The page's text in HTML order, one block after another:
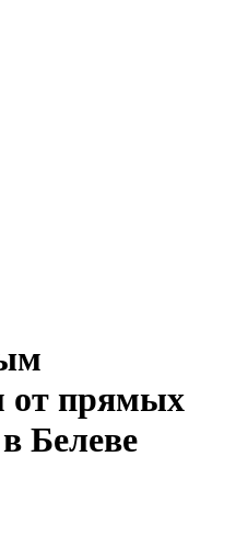
от прямых
Белеве